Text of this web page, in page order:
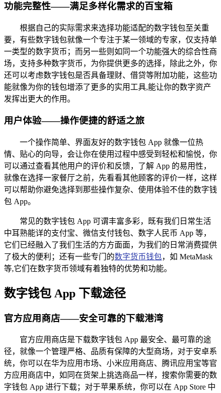
功能完整性——满足多样化需求的百宝箱
根据自己的实际需求来选择功能适配的数字钱包至关重
要，有些数字钱包就像一个专注于某一领域的专家，仅支持单
一类型的数字货币；而另一些则如同一个功能强大的综合性商
场，支持多种数字货币，为你提供更多的选择，除此之外，你
还可以考虑数字钱包是否具备理财、借贷等附加功能，这些功
能就像为你的钱包增添了更多的实用工具,能让你的数字资产
发挥出更大的作用。
用户体验——操作便捷的舒适之旅
一个操作简单、界面友好的数字钱包 App 就像一位热
情、贴心的向导，会让你在使用过程中感受到轻松和愉悦，你
可以通过查看其他用户的评价和反馈，了解 App 的易用性，
就像在选择一家餐厅之前，先看看其他顾客的评价一样，这样
可以帮助你避免选择到那些操作复杂、使用体验不佳的数字钱
包 App。
常见的数字钱包 App 可谓丰富多彩，既有我们日常生活
中耳熟能详的支付宝、微信支付钱包、数字人民币 App 等，
它们已经融入了我们生活的方方面面，为我们的日常消费提供
了极大的便利；还有一些专门的数字货币钱包，如 MetaMask
等,它们在数字货币领域有着独特的优势和功能。
数字钱包 App 下载途径
官方应用商店——安全可靠的下载港湾
官方应用商店是下载数字钱包 App 最安全、最可靠的途
径，就像一个管理严格、品质有保障的大型商场，对于安卓系
统，你可以在华为应用市场、小米应用商店、腾讯应用宝等官
方应用商店中，如同在货架上挑选商品一样，搜索你需要的数
字钱包 App 进行下载；对于苹果系统，你可以在 App Store 中